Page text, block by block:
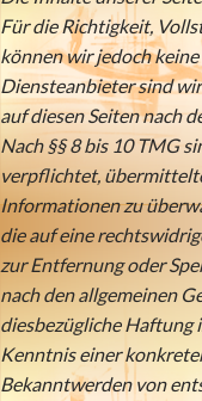
Für die Richtigkeit,
können wir jedoch
Diensteanbieter sind
auf diesen Seiten nach
Nach §§ 8 bis 10 TMG
verpflichtet,
Informationen zu
die auf eine
zur Entfernung oder
nach den allgemeinen
diesbezügliche Haftung
Kenntnis einer
Bekanntwerden von